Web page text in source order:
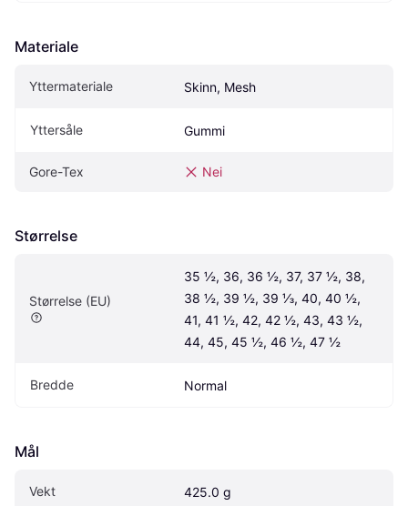
Materiale
Yttermateriale Skinn, Mesh
Yttersåle Gummi
Gore-Tex Nei
Størrelse
Størrelse (EU)
35 ½, 36, 36 ½, 37, 37 ½, 38,
38 ½, 39 ½, 39 ⅓, 40, 40 ½,
41, 41 ½, 42, 42 ½, 43, 43 ½,
44, 45, 45 ½, 46 ½, 47 ½
Bredde Normal
Mål
Vekt 425.0 g